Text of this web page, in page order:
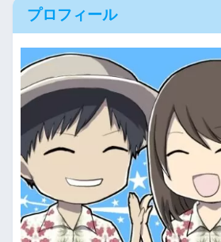
プロフィール